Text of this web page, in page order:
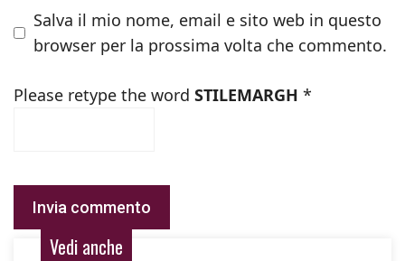
Salva il mio nome, email e sito web in questo
browser per la prossima volta che commento.
Please retype the word STILEMARGH *
Vedi anche